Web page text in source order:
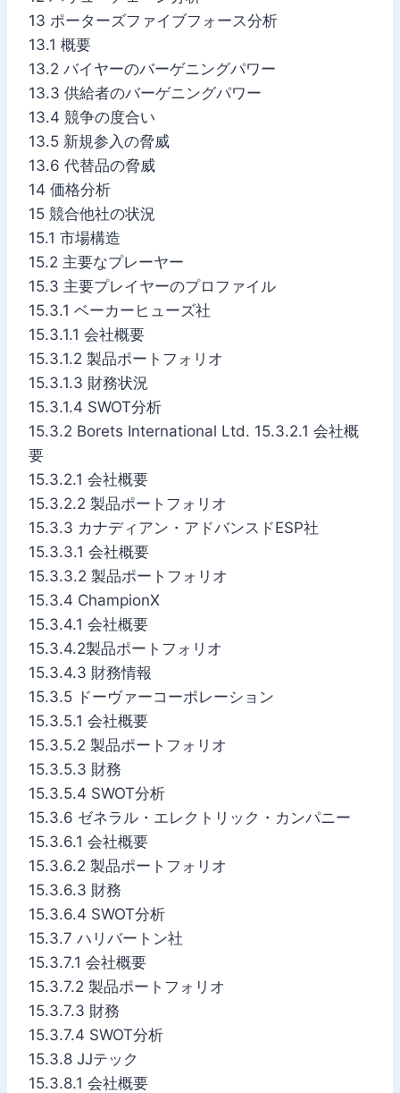
13 ポーターズファイブフォース分析
13.1 概要
13.2 バイヤーのバーゲニングパワー
13.3 供給者のバーゲニングパワー
13.4 競争の度合い
13.5 新規参入の脅威
13.6 代替品の脅威
14 価格分析
15 競合他社の状況
15.1 市場構造
15.2 主要なプレーヤー
15.3 主要プレイヤーのプロファイル
15.3.1 ベーカーヒューズ社
15.3.1.1 会社概要
15.3.1.2 製品ポートフォリオ
15.3.1.3 財務状況
15.3.1.4 SWOT分析
15.3.2 Borets International Ltd. 15.3.2.1 会社概
要
15.3.2.1 会社概要
15.3.2.2 製品ポートフォリオ
15.3.3 カナディアン・アドバンスドESP社
15.3.3.1 会社概要
15.3.3.2 製品ポートフォリオ
15.3.4 ChampionX
15.3.4.1 会社概要
15.3.4.2製品ポートフォリオ
15.3.4.3 財務情報
15.3.5 ドーヴァーコーポレーション
15.3.5.1 会社概要
15.3.5.2 製品ポートフォリオ
15.3.5.3 財務
15.3.5.4 SWOT分析
15.3.6 ゼネラル・エレクトリック・カンパニー
15.3.6.1 会社概要
15.3.6.2 製品ポートフォリオ
15.3.6.3 財務
15.3.6.4 SWOT分析
15.3.7 ハリバートン社
15.3.7.1 会社概要
15.3.7.2 製品ポートフォリオ
15.3.7.3 財務
15.3.7.4 SWOT分析
15.3.8 JJテック
15.3.8.1 会社概要